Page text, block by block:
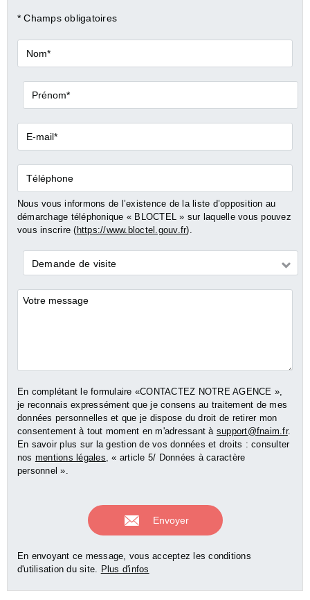
* Champs obligatoires
Nom*
Prénom*
E-
mail*
Téléphone
Nous vous informons de l’existence de la liste d’opposition au
démarchage téléphonique « BLOCTEL » sur laquelle vous pouvez
vous inscrire (https://www.bloctel.gouv.fr).
Demande
*
Demande de visite
Commentaires
En complétant le formulaire «CONTACTEZ NOTRE AGENCE »,
je reconnais expressément que je consens au traitement de mes
données personnelles et que je dispose du droit de retirer mon
consentement à tout moment en m'adressant à support@fnaim.fr.
En savoir plus sur la gestion de vos données et droits : consulter
nos mentions légales , « article 5/ Données à caractère
personnel ».
En envoyant ce message, vous acceptez les conditions
d'utilisation du site. Plus d'infos